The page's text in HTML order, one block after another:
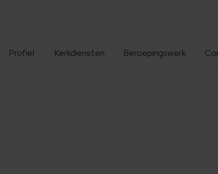
Profiel Kerkdiensten Beroepingswerk